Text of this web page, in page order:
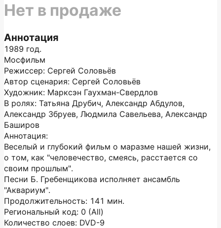
Аннотация
1989 год.
Мосфильм
Режиссер: Сергей Соловьёв
Автор сценария: Сергей Соловьёв
Художник: Марксэн Гаухман-Свердлов
В ролях: Татьяна Друбич, Александр Абдулов,
Александр Збруев, Людмила Савельева, Александр
Баширов
Аннотация:
Веселый и глубокий фильм о маразме нашей жизни,
о том, как "человечество, смеясь, расстается со
своим прошлым".
Песни Б. Гребенщикова исполняет ансамбль
"Аквариум".
Продолжительность: 141 мин.
Региональный код: 0 (All)
Количество слоев: DVD-9
Нет в продаже